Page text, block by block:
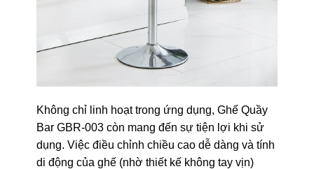
Không chỉ linh hoạt trong ứng dụng, Ghế Quầy
Bar GBR-003 còn mang đến sự tiện lợi khi sử
dụng. Việc điều chỉnh chiều cao dễ dàng và tính
di động của ghế (nhờ thiết kế không tay vịn)